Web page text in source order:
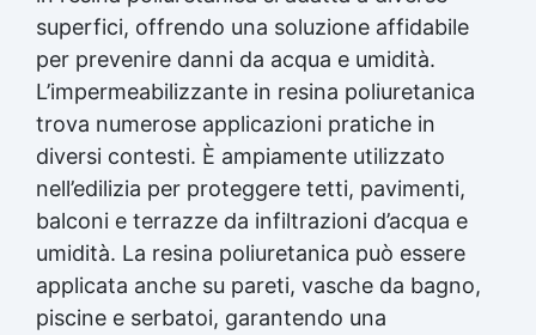
superfici, offrendo una soluzione affidabile
per prevenire danni da acqua e umidità.
L’impermeabilizzante in resina poliuretanica
trova numerose applicazioni pratiche in
diversi contesti. È ampiamente utilizzato
nell’edilizia per proteggere tetti, pavimenti,
balconi e terrazze da infiltrazioni d’acqua e
umidità. La resina poliuretanica può essere
applicata anche su pareti, vasche da bagno,
piscine e serbatoi, garantendo una